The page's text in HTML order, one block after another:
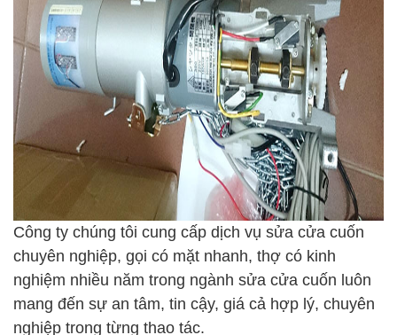
Công ty chúng tôi cung cấp dịch vụ sửa cửa cuốn
chuyên nghiệp, gọi có mặt nhanh, thợ có kinh
nghiệm nhiều năm trong ngành sửa cửa cuốn luôn
mang đến sự an tâm, tin cậy, giá cả hợp lý, chuyên
nghiệp trong từng thao tác.